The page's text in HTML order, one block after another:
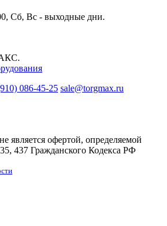
Сб, Вс - выходные дни.
086-45-25 sale@torgmax.ru
является офертой, определяемой
437 Гражданского Кодекса РФ